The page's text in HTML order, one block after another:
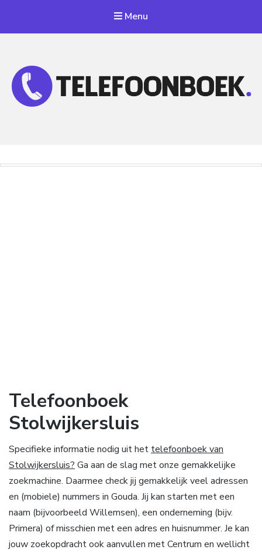
Menu
Telefoonboek
Stolwijkersluis
Specifieke informatie nodig uit het telefoonboek van
Stolwijkersluis? Ga aan de slag met onze gemakkelijke
zoekmachine. Daarmee check jij gemakkelijk veel adressen
en (mobiele) nummers in Gouda. Jij kan starten met een
naam (bijvoorbeeld Willemsen), een onderneming (bijv.
Primera) of misschien met een adres en huisnummer. Je kan
jouw zoekopdracht ook aanvullen met Centrum en wellicht